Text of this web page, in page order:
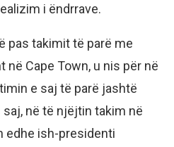
i ëndrrave.
pas takimit të parë me
në Cape Town, u nis për në
e saj të parë jashtë
në të njëjtin takim në
edhe ish-presidenti